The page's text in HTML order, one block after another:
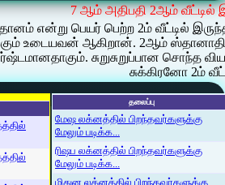
7 ஆம் அதிபதி 2ஆம் வீட்டில்
என்று பெயர் பெற்ற 2ம் வீட்டில்
உடையவன் ஆகிறான். 2ஆம்
சுறுசுறுப்பான சொந்த
சுக்கிரனோ 2ம்
தலைப்பு
மேஷ லக்னத்தில் பிறந்தவர்களுக்கு
மேலும் படிக்க...
ரிஷப லக்னத்தில் பிறந்தவர்களுக்கு
மேலும் படிக்க...
மிதுன லக்னத்தில் பிறந்தவர்களுக்கு